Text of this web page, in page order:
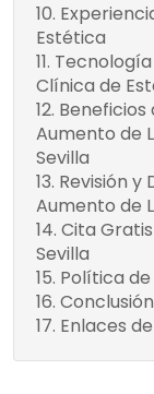
Estética
Clínica de
Beneficios
Aumento de
Sevilla
Revisión y
Aumento de
Cita
Sevilla
Política
Conclusión
Enlaces